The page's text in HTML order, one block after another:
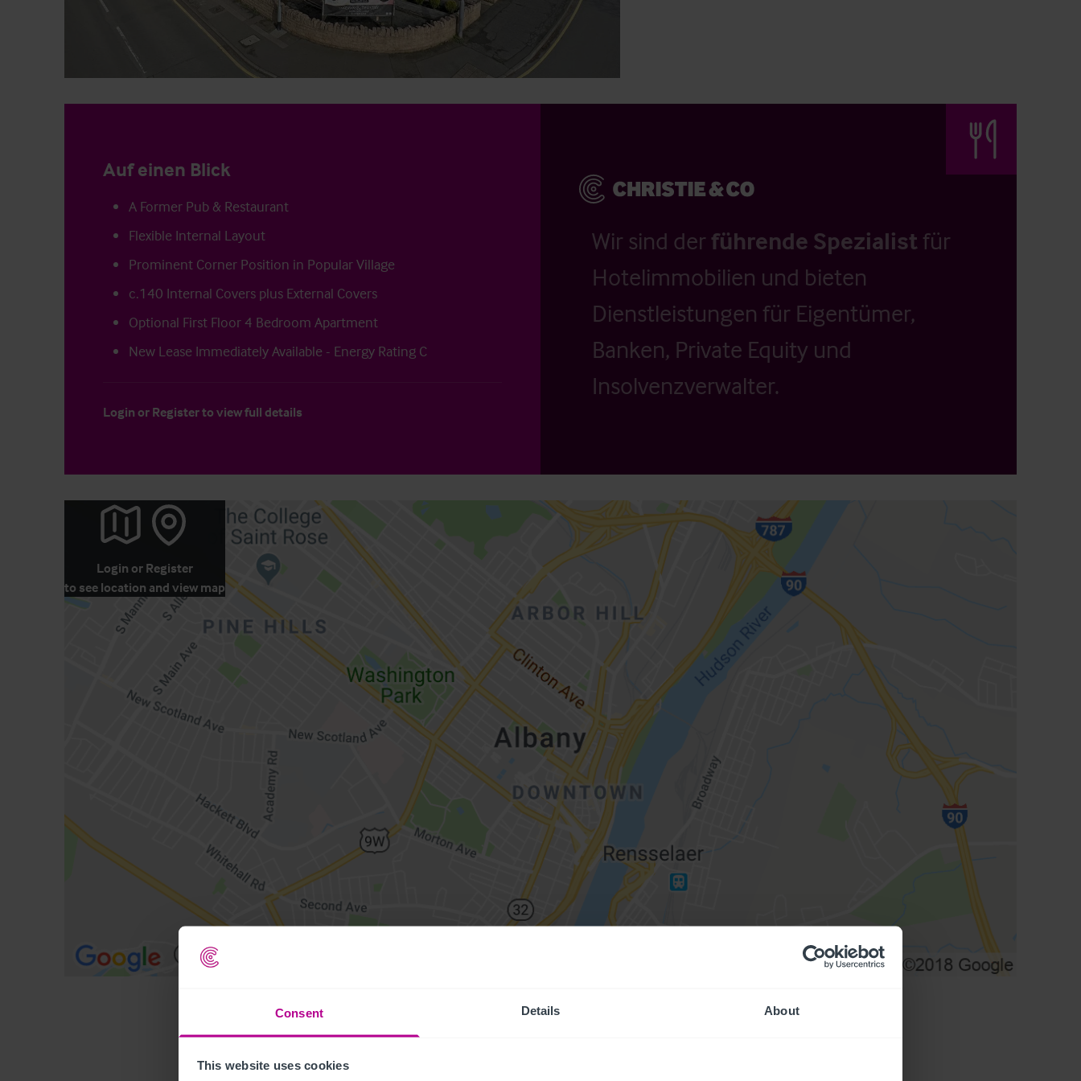
Consent Details About
This website uses cookies
Auf einen Blick
A Former Pub & Restaurant
Flexible Internal Layout
Prominent Corner Position in Popular Village
c.140 Internal Covers plus External Covers
Optional First Floor 4 Bedroom Apartment
New Lease Immediately Available - Energy Rating C
Login or Registerto view full details
Wir sind der führende Spezialistfür
Hotelimmobilien und bieten
Dienstleistungen für Eigentümer,
Banken, Private Equity und
Insolvenzverwalter.
Login or Register
to see location and view map